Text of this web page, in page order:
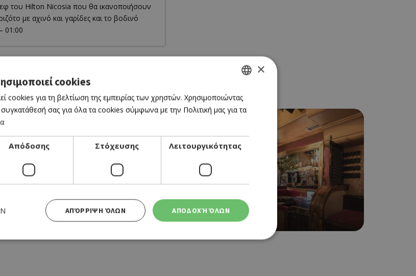
του Hilton Nicosia που θα ικανοποιήσουν
με αχινό και γαρίδες και το βοδινό
01:00
BAR
ΜΠΡΙΚΙ
GREEK
ENGLISH
×
cookies
cookies για τη βελτίωση της εμπειρίας των χρηστών. Χρησιμοποιώντας
σας για όλα τα cookies σύμφωνα με την Πολιτική μας για τα
Απόδοσης Στόχευσης Λειτουργικότητας
ΑΠΟΔΟΧΉ ΌΛΩΝ
ΑΠΌΡΡΙΨΗ ΌΛΩΝ